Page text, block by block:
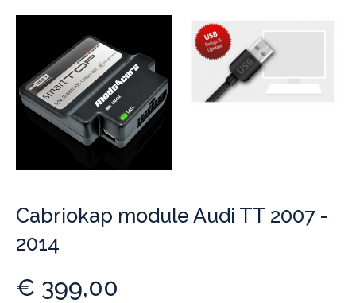
Cabriokap module Audi TT 2007 -
2014
€ 399,00